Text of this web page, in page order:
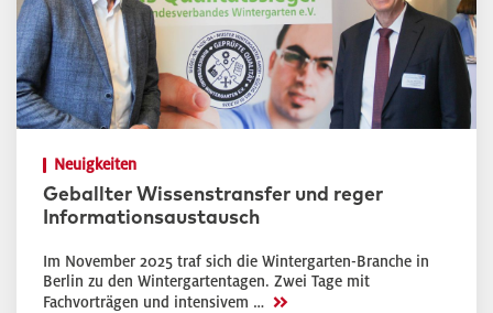
Neuigkeiten
Geballter Wissenstransfer und reger
Informationsaustausch
Im November 2025 traf sich die Wintergarten-Branche in
Berlin zu den Wintergartentagen. Zwei Tage mit
Fachvorträgen und intensivem … >>